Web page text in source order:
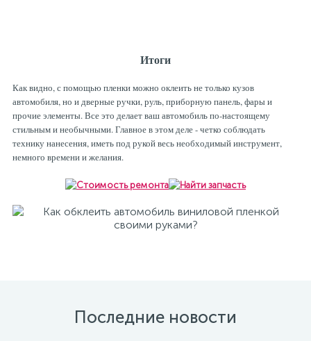
Итоги
Как видно, с помощью пленки можно оклеить не только кузов
автомобиля, но и дверные ручки, руль, приборную панель, фары и
прочие элементы. Все это делает ваш автомобиль по-настоящему
стильным и необычными. Главное в этом деле - четко соблюдать
технику нанесения, иметь под рукой весь необходимый инструмент,
немного времени и желания.
Последние новости